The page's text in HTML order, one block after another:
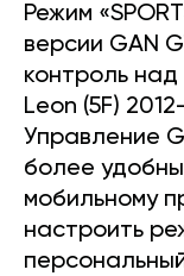
Режим
версии GAN
контроль
Leon (5F)
Управление
более
мобильному
настроить